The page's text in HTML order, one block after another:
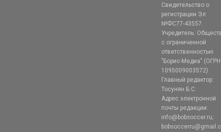
Свидетельство о
регистрации Эл
№ФС77-43557.
Учредитель:
с ограниченной
ответственностью
"Борис-Медиа" (ОГРН
1095009003572)
Главный редактор:
Тосунян Б.С.
Адрес электронной
почты редакции:
info@bobsoccer.ru;